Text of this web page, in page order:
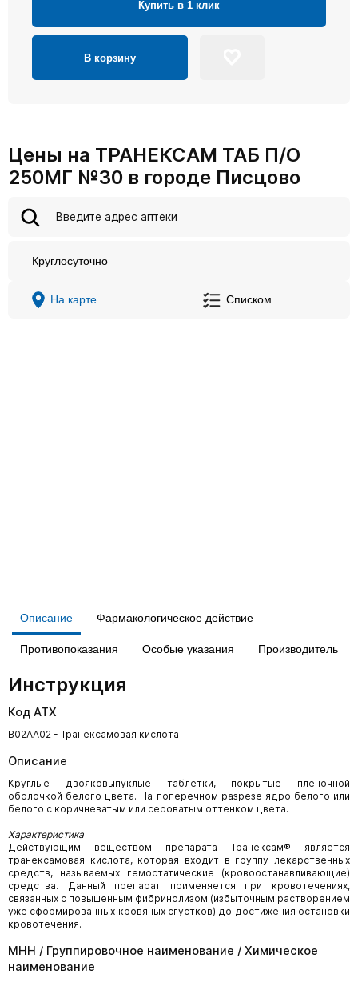
Купить в 1 клик
В корзину
Цены на ТРАНЕКСАМ ТАБ П/О
250МГ №30 в городе Писцово
Круглосуточно
На карте Списком
Описание Фармакологическое действие
Противопоказания Особые указания Производитель
Инструкция
Код АТХ
B02AA02 - Транексамовая кислота
Описание
Круглые двояковыпуклые таблетки, покрытые пленочной
оболочкой белого цвета. На поперечном разрезе ядро белого или
белого с коричневатым или сероватым оттенком цвета.
Характеристика
Действующим веществом препарата Транексам® является
транексамовая кислота, которая входит в группу лекарственных
средств, называемых гемостатические (кровоостанавливающие)
средства. Данный препарат применяется при кровотечениях,
связанных с повышенным фибринолизом (избыточным растворением
уже сформированных кровяных сгустков) до достижения остановки
кровотечения.
МНН / Группировочное наименование / Химическое
наименование